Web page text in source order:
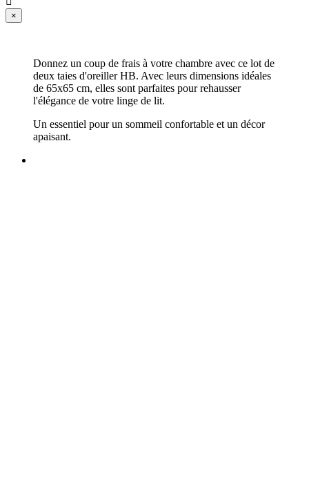
×
Donnez un coup de frais à votre chambre avec ce lot de
deux taies d'oreiller HB. Avec leurs dimensions idéales
de 65x65 cm, elles sont parfaites pour rehausser
l'élégance de votre linge de lit.
Un essentiel pour un sommeil confortable et un décor
apaisant.